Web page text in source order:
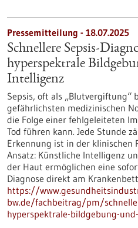
Pressemitteilung - 18.07.2025
Schnellere Sepsis-
hyperspektrale
Intelligenz
Sepsis, oft als „Blutvergiftung“
gefährlichsten medizinischen
die Folge einer fehlgeleiteten
Tod führen kann. Jede Stunde
Erkennung ist in der klinischen
Ansatz: Künstliche Intelligenz
der Haut ermöglichen eine
Diagnose direkt am
https://
bw.de/fachbeitrag/pm/
hyperspektrale-bildgebung-